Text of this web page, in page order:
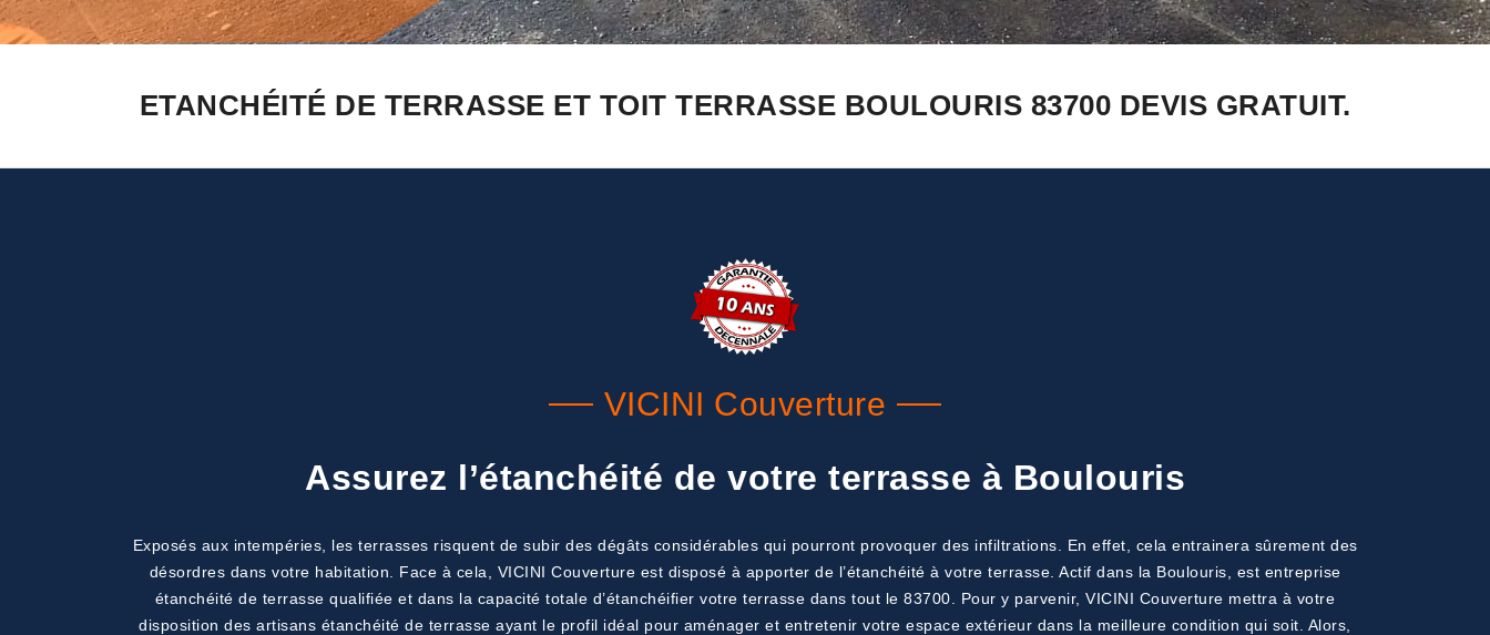
ETANCHÉITÉ DE TERRASSE ET TOIT TERRASSE BOULOURIS 83700 DEVIS GRATUIT.
VICINI Couverture
Assurez l’étanchéité de votre terrasse à Boulouris
Exposés aux intempéries, les terrasses risquent de subir des dégâts considérables qui pourront provoquer des infiltrations. En effet, cela entrainera sûrement des
désordres dans votre habitation. Face à cela, VICINI Couverture est disposé à apporter de l’étanchéité à votre terrasse. Actif dans la Boulouris, est entreprise
étanchéité de terrasse qualifiée et dans la capacité totale d’étanchéifier votre terrasse dans tout le 83700. Pour y parvenir, VICINI Couverture mettra à votre
disposition des artisans étanchéité de terrasse ayant le profil idéal pour aménager et entretenir votre espace extérieur dans la meilleure condition qui soit. Alors,